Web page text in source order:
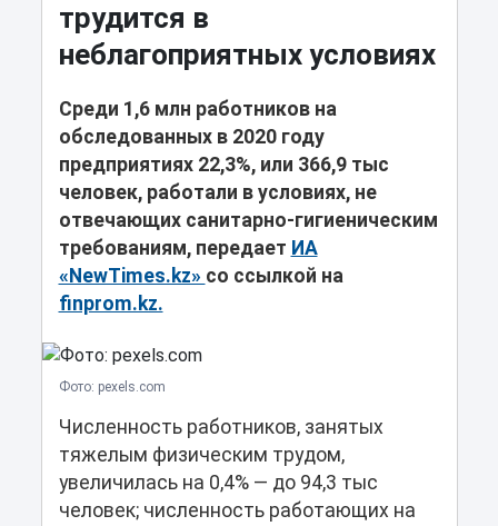
трудится в
неблагоприятных условиях
Среди 1,6 млн работников на
обследованных в 2020 году
предприятиях 22,3%, или 366,9 тыс
человек, работали в условиях, не
отвечающих санитарно-гигиеническим
требованиям, передает ИА
«NewTimes.kz» со ссылкой на
finprom.kz.
Фото: pexels.com
Численность работников, занятых
тяжелым физическим трудом,
увеличилась на 0,4% — до 94,3 тыс
человек; численность работающих на